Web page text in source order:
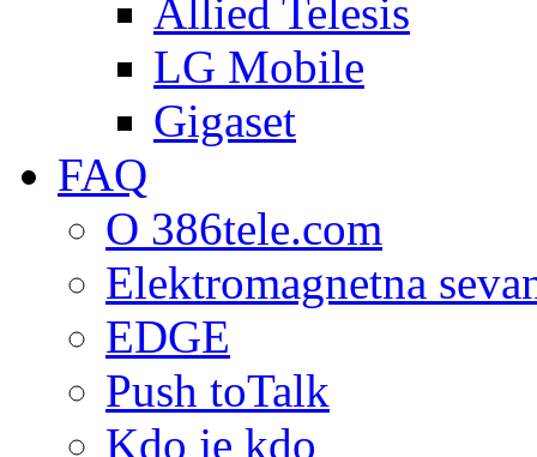
Allied Telesis
LG Mobile
Gigaset
FAQ
O 386tele.com
Elektromagnetna
EDGE
Push toTalk
Kdo je kdo